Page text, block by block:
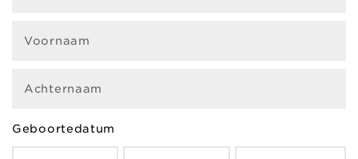
Voornaam
Achternaam
Geboortedatum